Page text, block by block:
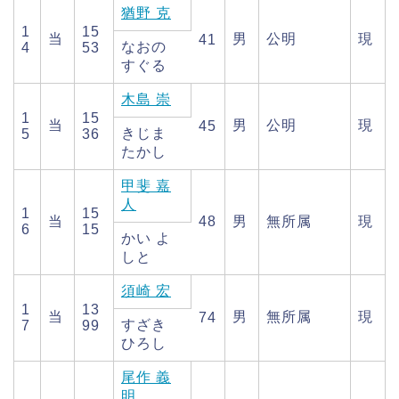
1
4
当
15
53
猶野 克
41
男 公明 現
なおの
すぐる
1
5
当
15
36
木島 崇
45
男 公明 現
きじま
たかし
1
6
当
15
15
甲斐 嘉
人
48
男 無所属
現
かい よ
しと
1
7
当
13
99
須崎 宏
74
男 無所属 現
すざき
ひろし
尾作 義